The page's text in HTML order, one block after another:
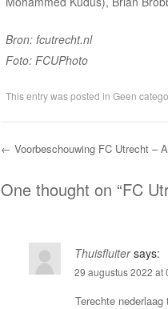
Bron: fcutrecht.nl
Foto: FCUPhoto
This entry was posted in Geen
Post
← Voorbeschouwing FC Utrecht –
One thought on “FC
Thuisfluiter says:
29 augustus 2022 at
Terechte